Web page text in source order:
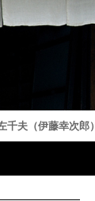
夫（伊藤幸次郎）